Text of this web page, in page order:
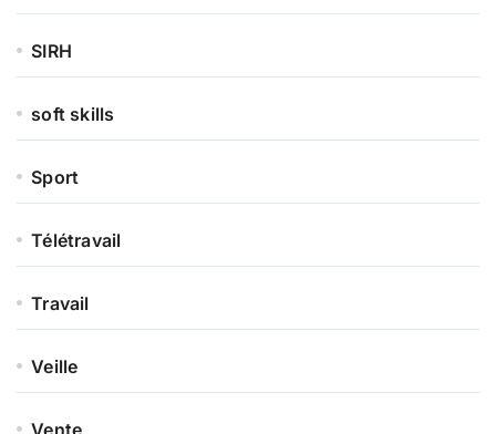
SIRH
soft skills
Sport
Télétravail
Travail
Veille
Vente